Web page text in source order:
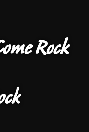
Rock